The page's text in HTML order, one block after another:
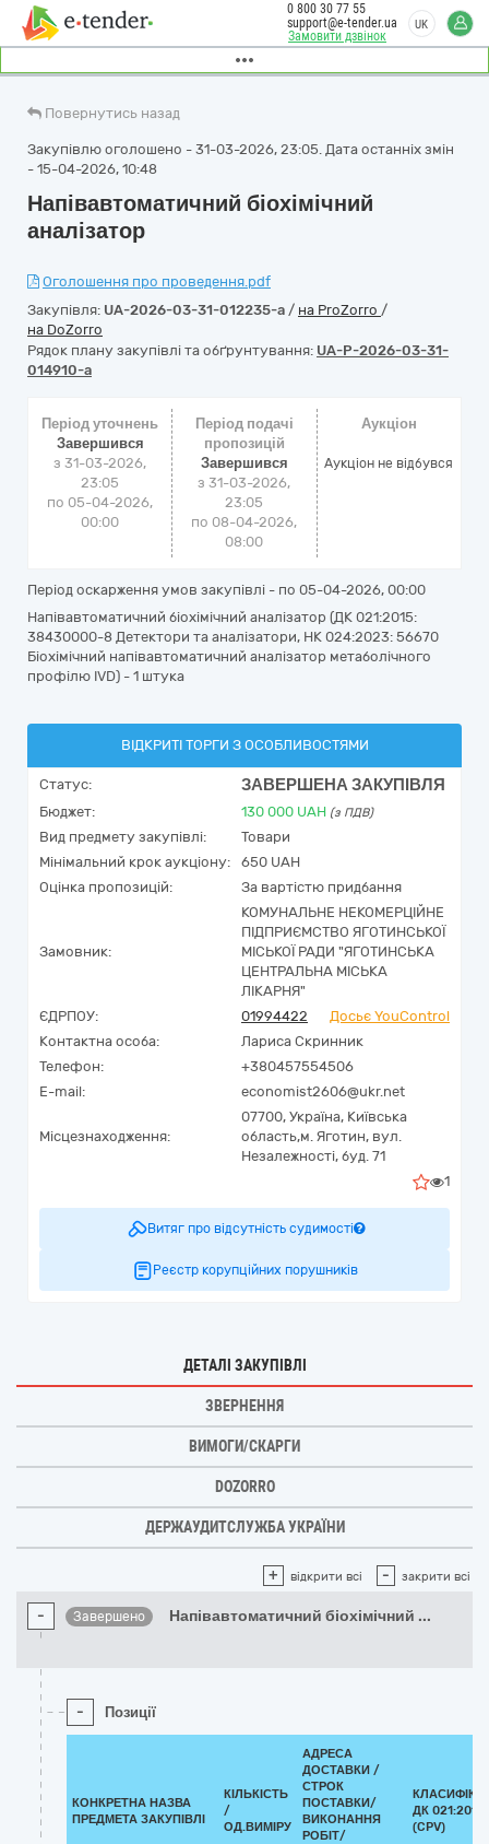
Замовити дзвінок
0 800 30 77 55
support@e-tender.ua
UK
Повернутись назад
Закупівлю оголошено - 31-03-2026, 23:05. Дата останніх змін
- 15-04-2026, 10:48
Напівавтоматичний біохімічний
аналізатор
Оголошення про проведення.pdf
Закупівля: UA-2026-03-31-012235-a / на ProZorro /
на DoZorro
Рядок плану закупівлі та обґрунтування: UA-P-2026-03-31-
014910-a
Період уточнень
Завершився
з 31-03-2026,
23:05
по 05-04-2026,
00:00
Період подачі
пропозицій
Завершився
з 31-03-2026,
23:05
по 08-04-2026,
08:00
Аукціон
Аукціон не відбувся
Період оскарження умов закупівлі - по 05-04-2026, 00:00
Напівавтоматичний біохімічний аналізатор (ДК 021:2015:
38430000-8 Детектори та аналізатори, НК 024:2023: 56670
Біохімічний напівавтоматичний аналізатор метаболічного
профілю IVD) - 1 штука
ВІДКРИТІ ТОРГИ З ОСОБЛИВОСТЯМИ
Статус: ЗАВЕРШЕНА ЗАКУПІВЛЯ
Бюджет: 130 000 UAH (з ПДВ)
Вид предмету закупівлі:
Товари
Мінімальний крок аукціону:
650 UAH
Оцінка пропозицій:
За вартістю придбання
Замовник:
КОМУНАЛЬНЕ НЕКОМЕРЦІЙНЕ
ПІДПРИЄМСТВО ЯГОТИНСЬКОЇ
МІСЬКОЇ РАДИ "ЯГОТИНСЬКА
ЦЕНТРАЛЬНА МІСЬКА
ЛІКАРНЯ"
ЄДРПОУ:
01994422
Досьє YouControl
Контактна особа:
Лариса Скринник
Телефон:
+380457554506
E-mail:
economist2606@ukr.net
Місцезнаходження:
07700, Україна, Київська
область,м. Яготин, вул.
Незалежності, буд. 71
1
Витяг про відсутність судимості
Реєстр корупційних порушників
ДЕТАЛІ ЗАКУПІВЛІ
ЗВЕРНЕННЯ
ВИМОГИ/СКАРГИ
DOZORRO
ДЕРЖАУДИТСЛУЖБА УКРАЇНИ
+ відкрити всі - закрити всі
- Завершено Напівавтоматичний біохімічний ...
- Позиції
КОНКРЕТНА НАЗВА
ПРЕДМЕТА ЗАКУПІВЛІ
КІЛЬКІСТЬ
/
ОД.ВИМІРУ
АДРЕСА
ДОСТАВКИ /
СТРОК
ПОСТАВКИ/
ВИКОНАННЯ
РОБІТ/
ДК 021:2015
(CPV)